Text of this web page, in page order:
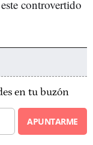
controvertido
en tu buzón
APUNTARME